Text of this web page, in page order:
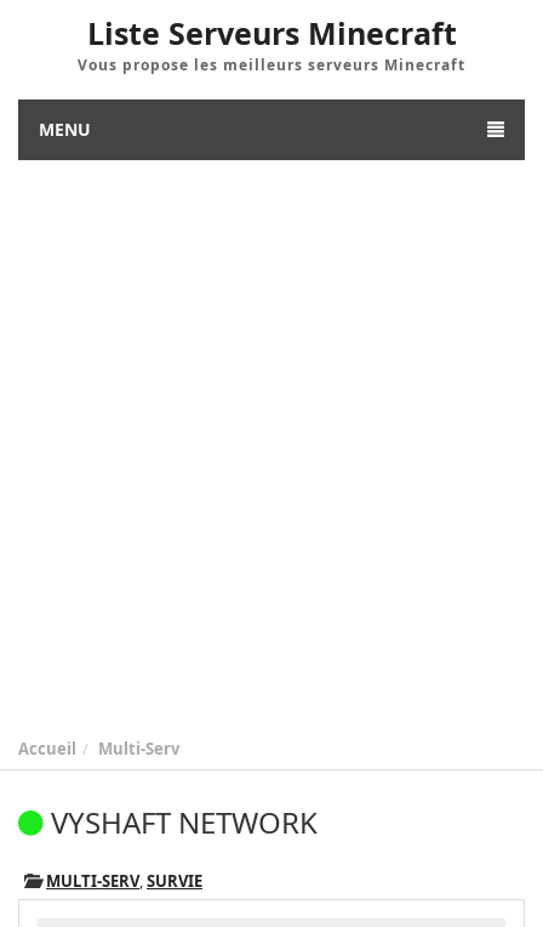
Liste Serveurs Minecraft
Vous propose les meilleurs serveurs Minecraft
MENU
Accueil Multi-Serv
VYSHAFT NETWORK
MULTI-SERV,SURVIE